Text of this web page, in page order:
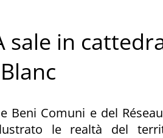
sale in
Beni Comuni e del
le realtà del